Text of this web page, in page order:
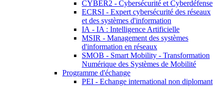
CYBER2 - Cybersécurité et Cyberdéfense
ECRSI - Expert cybersécurité des réseaux
et des systèmes d'information
IA - IA : Intelligence Artificielle
MSIR - Management des systèmes
d'information en réseaux
SMOB - Smart Mobility - Transformation
Numérique des Systèmes de Mobilité
Programme d'échange
PEI - Echange international non diplomant